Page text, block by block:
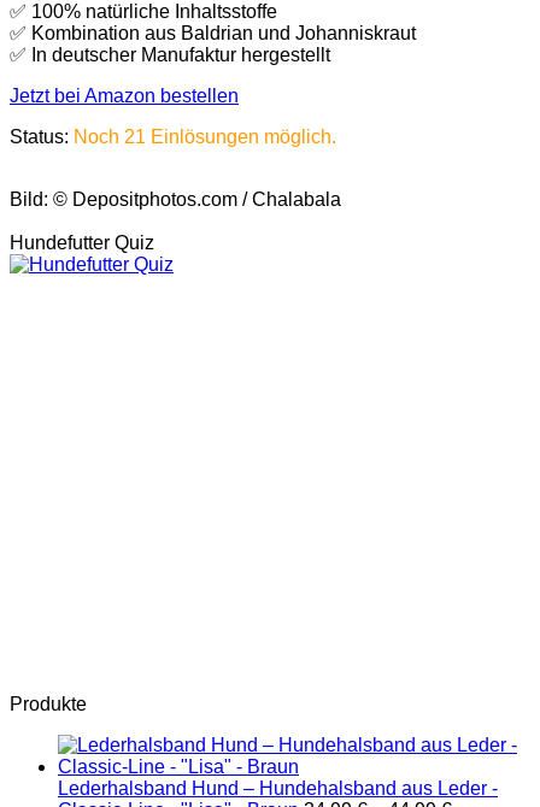
✅ 100% natürliche Inhaltsstoffe
✅ Kombination aus Baldrian und Johanniskraut
✅ In deutscher Manufaktur hergestellt
Jetzt bei Amazon bestellen
Status: Noch 21 Einlösungen möglich.
Bild: © Depositphotos.com / Chalabala
Hundefutter Quiz
Produkte
Lederhalsband Hund – Hundehalsband aus Leder -